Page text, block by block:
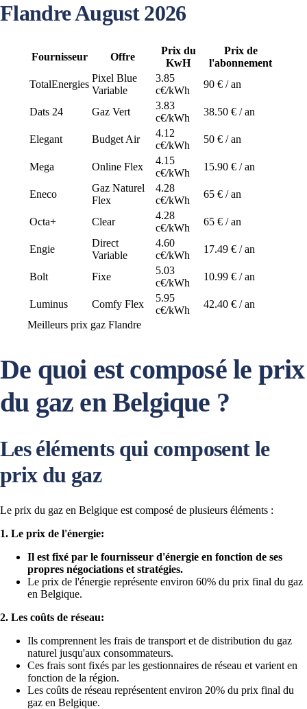
Flandre August 2026
Fournisseur Offre
Prix du
KwH
Prix de
l'abonnement
TotalEnergies
Pixel Blue
Variable
3.85
c€/kWh
90 € / an
Dats 24 Gaz Vert
3.83
c€/kWh
38.50 € / an
Elegant Budget Air
4.12
c€/kWh
50 € / an
Mega Online Flex
4.15
c€/kWh
15.90 € / an
Eneco
Gaz Naturel
Flex
4.28
c€/kWh
65 € / an
Octa+ Clear
4.28
c€/kWh
65 € / an
Engie
Direct
Variable
4.60
c€/kWh
17.49 € / an
Bolt Fixe
5.03
c€/kWh
10.99 € / an
Luminus Comfy Flex
5.95
c€/kWh
42.40 € / an
Meilleurs prix gaz Flandre
De quoi est composé le prix
du gaz en Belgique ?
Les éléments qui composent le
prix du gaz
Le prix du gaz en Belgique est composé de plusieurs éléments :
1. Le prix de l'énergie:
Il est fixé par le fournisseur d'énergie en fonction de ses
propres négociations et stratégies.
Le prix de l'énergie représente environ 60% du prix final du gaz
en Belgique.
2. Les coûts de réseau:
Ils comprennent les frais de transport et de distribution du gaz
naturel jusqu'aux consommateurs.
Ces frais sont fixés par les gestionnaires de réseau et varient en
fonction de la région.
Les coûts de réseau représentent environ 20% du prix final du
gaz en Belgique.